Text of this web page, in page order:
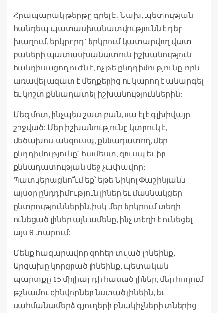
Հրապարակ թերթը գրել է․ Նախ, պետության
հանդեպ պատասխանատվությունն է դեր
խաղում, երկրորդ` երկրում կատարվող վատ
բաների պատասխանատուն իշխանություն
հանդիսացող ուժն է, ոչ թե ընդդիմությունը, որն
առավել ազատ է մեղքերից ու կարող է անարգել
եւ կոշտ քննադատել իշխանություններին:
Մեզ մոտ, ինչպես շատ բան, սա էլ է գլխիվայր
շրջված: Մեր իշխանությունը կտրուկ է,
մեծախոս, անզուսպ, քննադատող, մեր
ընդդիմությունը` համեստ, զուսպ եւ իր
քննադատության մեջ չափավոր:
Պատկերացնո՞ւմ եք՝ եթե Նիկոլ Փաշինյանն
այսօր ընդդիմություն լիներ եւ մասնակցեր
ընտրություններին, իսկ մեր երկրում տեղի
ունեցած լիներ այն ամենը, ինչ տեղի է ունեցել
այս 8 տարում:
Մենք հազարավոր զոհեր տված լինեինք,
Արցախը կորցրած լինեինք, պետական
պարտքը 15 միլիարդի հասած լիներ, մեր հողում
թշնամու զինվորներ նստած լինեին, եւ
սահմանամերձ գյուղերի բնակիչների տներից